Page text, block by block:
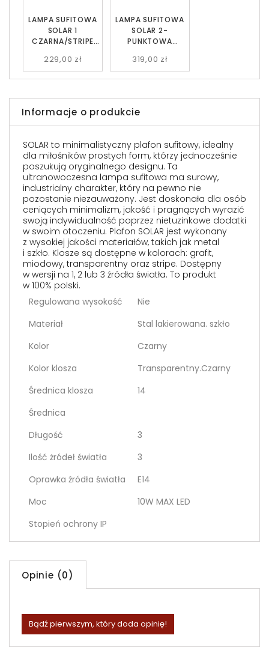
LAMPA SUFITOWA
SOLAR 1
CZARNA/STRIPE
229,00 zł
LAMPA SUFITOWA
SOLAR 2-
PUNKTOWA
EMIBIG
319,00 zł
Informacje o produkcie
SOLAR to minimalistyczny plafon sufitowy, idealny
dla miłośników prostych form, którzy jednocześnie
poszukują oryginalnego designu. Ta
ultranowoczesna lampa sufitowa ma surowy,
industrialny charakter, który na pewno nie
pozostanie niezauważony. Jest doskonała dla osób
ceniących minimalizm, jakość i pragnących wyrazić
swoją indywidualność poprzez nietuzinkowe dodatki
w swoim otoczeniu. Plafon SOLAR jest wykonany
z wysokiej jakości materiałów, takich jak metal
i szkło. Klosze są dostępne w kolorach: grafit,
miodowy, transparentny oraz stripe. Dostępny
w wersji na 1, 2 lub 3 źródła światła. To produkt
w 100% polski.
Regulowana wysokość
Nie
Materiał
Stal lakierowana. szkło
Kolor
Czarny
Kolor klosza
Transparentny.Czarny
Średnica klosza
14
Średnica
Długość
3
Ilość żródeł światła
3
Oprawka źródła światła
E14
Moc
10W MAX LED
Stopień ochrony IP
Opinie (0)
Bądź pierwszym, który doda opinię!